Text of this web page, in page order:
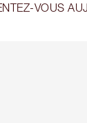
VOUS